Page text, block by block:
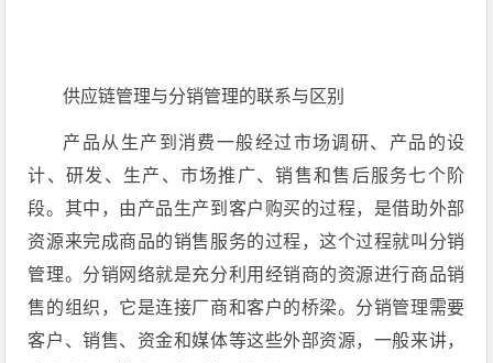
供应链管理与分销管理的联系与区别
产品从生产到消费一般经过市场调研、产品的设
计、研发、生产、市场推广、销售和售后服务七个阶
段。其中，由产品生产到客户购买的过程，是借助外部
资源来完成商品的销售服务的过程，这个过程就叫分销
管理。分销网络就是充分利用经销商的资源进行商品销
售的组织，它是连接厂商和客户的桥梁。分销管理需要
客户、销售、资金和媒体等这些外部资源，一般来讲，